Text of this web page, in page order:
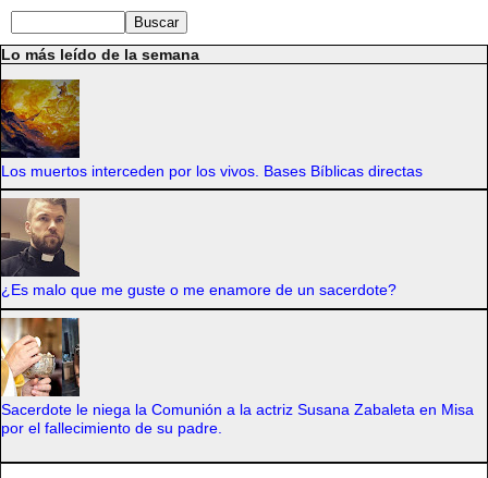
Lo más leído de la semana
Los muertos interceden por los vivos. Bases Bíblicas directas
¿Es malo que me guste o me enamore de un sacerdote?
Sacerdote le niega la Comunión a la actriz Susana Zabaleta en Misa
por el fallecimiento de su padre.